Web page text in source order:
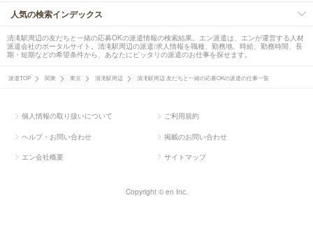
人気の検索インデックス
清滝駅周辺の友だちと一緒の応募OKの派遣情報の検索結果。エン派遣は、エンが運営する人材
派遣会社のポータルサイト。清滝駅周辺の派遣/求人情報を職種、勤務地、時給、勤務時間、長
期・短期などの希望条件から、あなたにピッタリの派遣のお仕事を探せます。
派遣TOP 関東 東京 清滝駅周辺 清滝駅周辺 友だちと一緒の応募OKの派遣の仕事一覧
個人情報の取り扱いについて ご利用規約
ヘルプ・お問い合わせ 掲載のお問い合わせ
エン会社概要 サイトマップ
Copyright © en Inc.